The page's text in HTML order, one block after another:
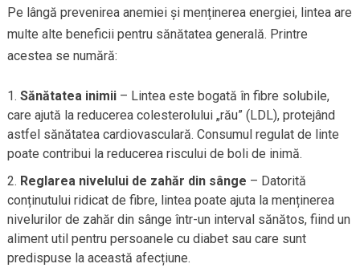
Pe lângă prevenirea anemiei și menținerea energiei, lintea are
multe alte beneficii pentru sănătatea generală. Printre
acestea se numără:
Sănătatea inimii– Lintea este bogată în fibre solubile,
care ajută la reducerea colesterolului „rău” (LDL), protejând
astfel sănătatea cardiovasculară. Consumul regulat de linte
poate contribui la reducerea riscului de boli de inimă.
Reglarea nivelului de zahăr din sânge – Datorită
conținutului ridicat de fibre, lintea poate ajuta la menținerea
nivelurilor de zahăr din sânge într-un interval sănătos, fiind un
aliment util pentru persoanele cu diabet sau care sunt
predispuse la această afecțiune.